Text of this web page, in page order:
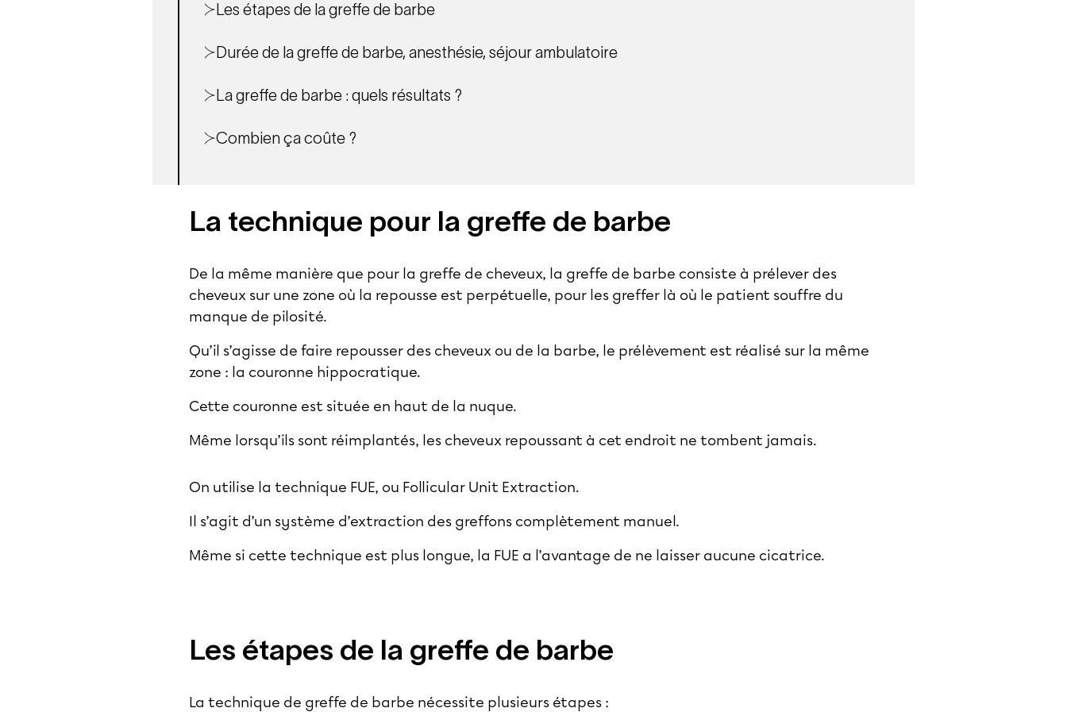
Les étapes de la greffe de barbe
Durée de la greffe de barbe, anesthésie, séjour ambulatoire
La greffe de barbe : quels résultats ?
Combien ça coûte ?
La technique pour la greffe de barbe
De la même manière que pour la greffe de cheveux, la greffe de barbe consiste à prélever des
cheveux sur une zone où la repousse est perpétuelle, pour les greffer là où le patient souffre du
manque de pilosité.
Qu’il s’agisse de faire repousser des cheveux ou de la barbe, le prélèvement est réalisé sur la même
zone : la couronne hippocratique.
Cette couronne est située en haut de la nuque.
Même lorsqu’ils sont réimplantés, les cheveux repoussant à cet endroit ne tombent jamais.
On utilise la technique FUE, ou Follicular Unit Extraction.
Il s’agit d’un système d’extraction des greffons complètement manuel.
Même si cette technique est plus longue, la FUE a l’avantage de ne laisser aucune cicatrice.
Les étapes de la greffe de barbe
La technique de greffe de barbe nécessite plusieurs étapes :